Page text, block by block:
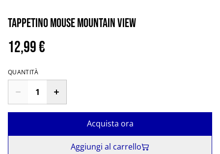
Tappetino mouse mountain view
12,99 €
QUANTITÀ
Acquista ora
Aggiungi al carrello